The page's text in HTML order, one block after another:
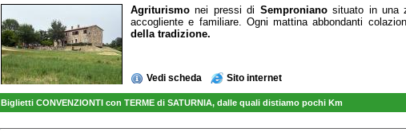
Agriturismonei pressi di Sempronianosituato in una
accogliente e familiare. Ogni mattina abbondanti
della tradizione.
Vedi scheda Sito internet
Biglietti CONVENZIONTI con TERME di SATURNIA, dalle quali distiamo pochi Km